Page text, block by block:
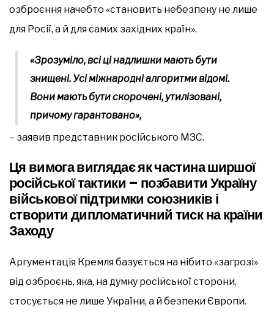
озброєння начебто «становить небезпеку не лише
для Росії, а й для самих західних країн».
«Зрозуміло, всі ці надлишки мають бути
знищені. Усі міжнародні алгоритми відомі.
Вони мають бути скорочені, утилізовані,
причому гарантовано»,
– заявив представник російського МЗС.
Ця вимога виглядає як частина ширшої
російської тактики – позбавити Україну
військової підтримки союзників і
створити дипломатичний тиск на країни
Заходу
Аргументація Кремля базується на нібито «загрозі»
від озброєнь, яка, на думку російської сторони,
стосується не лише України, а й безпеки Європи.